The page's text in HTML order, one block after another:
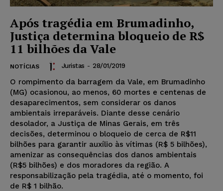
Após tragédia em Brumadinho,
Justiça determina bloqueio de R$
11 bilhões da Vale
NOTÍCIAS Juristas - 28/01/2019
O rompimento da barragem da Vale, em Brumadinho
(MG) ocasionou, ao menos, 60 mortes e centenas de
desaparecimentos, sem considerar os danos
ambientais irreparáveis. Diante desse cenário
desolador, a Justiça de Minas Gerais, em três
decisões, determinou o bloqueio de cerca de R$11
bilhões para garantir auxílio às vítimas (R$ 5 bilhões),
amenizar as consequências dos danos ambientais
(R$5 bilhões) e dos moradores da região. A
responsabilização pela tragédia, até o momento, foi
de R$ 1 bilhão.